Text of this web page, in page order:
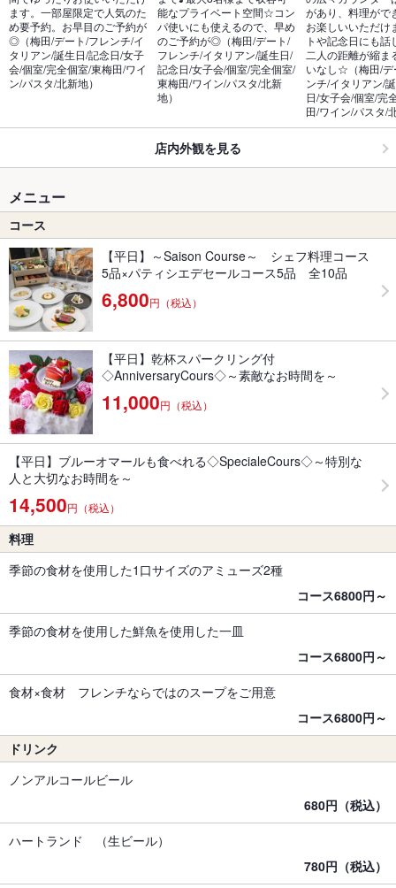
ます。一部屋限定で人気のた
め要予約。お早目のご予約が
◎（梅田/デート/フレンチ/イ
タリアン/誕生日/記念日/女子
会/個室/完全個室/東梅田/ワイ
ン/パスタ/北新地）
能なプライベート空間☆コン
パ使いにも使えるので、早め
のご予約が◎（梅田/デート/
フレンチ/イタリアン/誕生日/
記念日/女子会/個室/完全個室/
東梅田/ワイン/パスタ/北新
地）
があり、料理がで
お楽しいいただけ
トや記念日にも話
二人の距離が縮ま
いなし☆（梅田/デ
ンチ/イタリアン/
日/女子会/個室/完
田/ワイン/パスタ/
店内外観を見る
メニュー
コース
【平日】～Saison Course～ シェフ料理コース
5品×パティシエデセールコース5品 全10品
6,800円（税込）
【平日】乾杯スパークリング付
◇AnniversaryCours◇～素敵なお時間を～
11,000円（税込）
【平日】ブルーオマールも食べれる◇SpecialeCours◇～特別な
人と大切なお時間を～
14,500円（税込）
料理
季節の食材を使用した1口サイズのアミューズ2種
コース6800円～
季節の食材を使用した鮮魚を使用した一皿
コース6800円～
食材×食材 フレンチならではのスープをご用意
コース6800円～
ドリンク
ノンアルコールビール
680円（税込）
ハートランド （生ビール）
780円（税込）